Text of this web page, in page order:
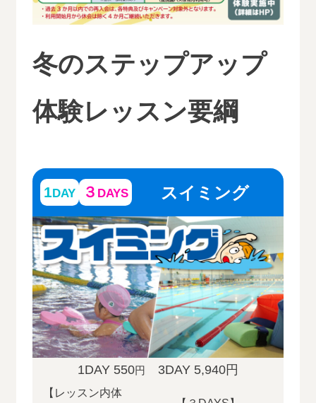
冬のステップアップ
体験レッスン要綱
1DAY ３ DAYS スイミング
1DAY 550円 3DAY 5,940円
【レッスン内体